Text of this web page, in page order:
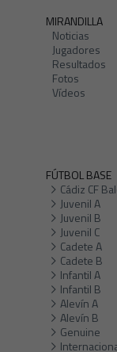
MIRANDILLA
Noticias
Jugadores
Resultados
Fotos
Vídeos
FÚTBOL BASE
Cádiz CF
Juvenil A
Juvenil B
Juvenil C
Cadete A
Cadete B
Infantil A
Infantil B
Alevín A
Alevín B
Genuine